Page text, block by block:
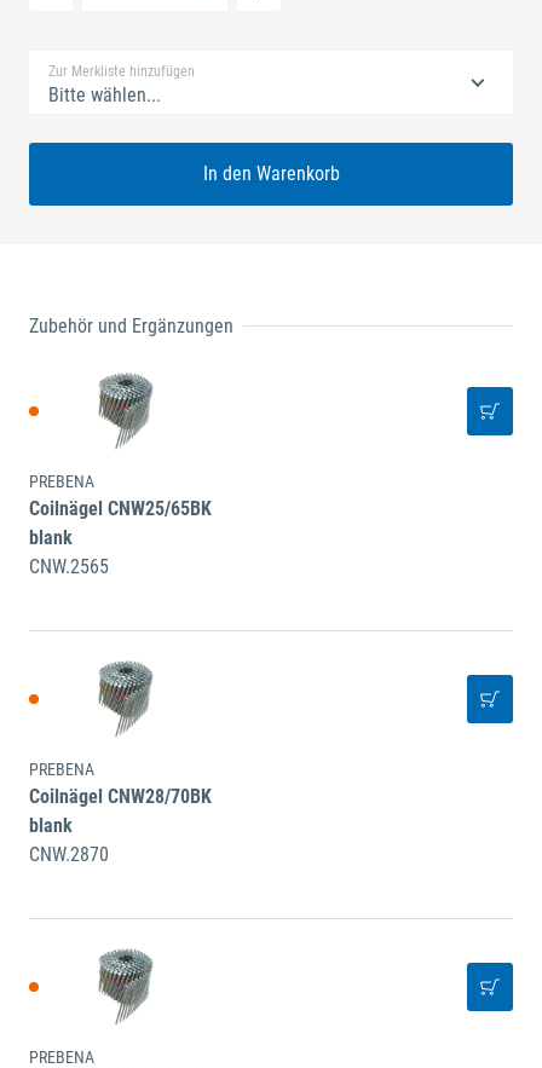
Zur Merkliste hinzufügen
Bitte wählen...
In den Warenkorb
Zubehör und Ergänzungen
PREBENA
Coilnägel CNW25/65BK
blank
CNW.2565
PREBENA
Coilnägel CNW28/70BK
blank
CNW.2870
PREBENA